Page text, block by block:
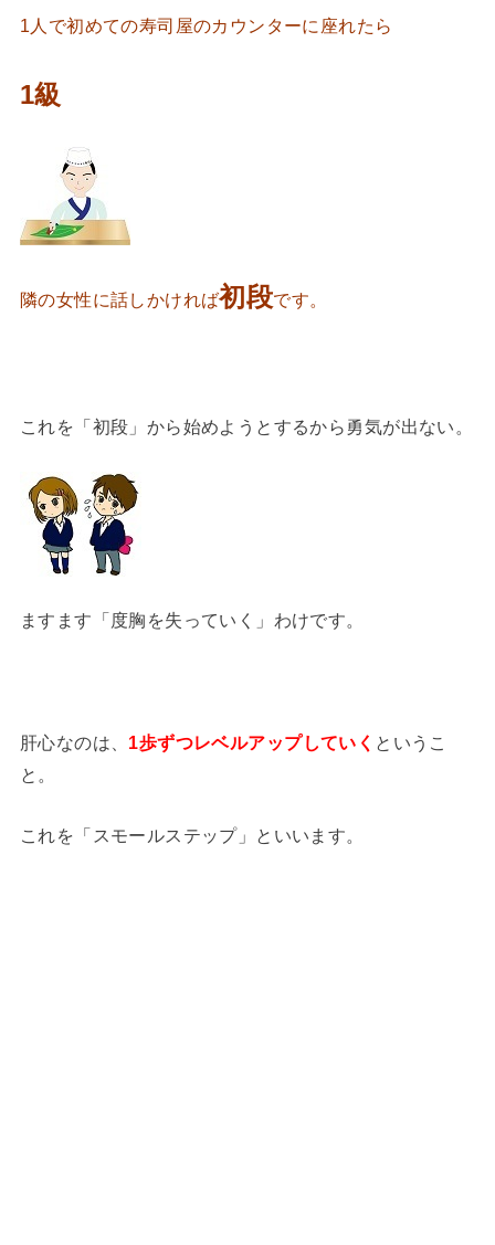
1人で初めての寿司屋のカウンターに座れたら
1級
隣の女性に話しかければ初段です。
これを「初段」から始めようとするから勇気が出ない。
ますます「度胸を失っていく」わけです。
肝心なのは、 1歩ずつレベルアップしていく というこ
と。
これを「スモールステップ」といいます。